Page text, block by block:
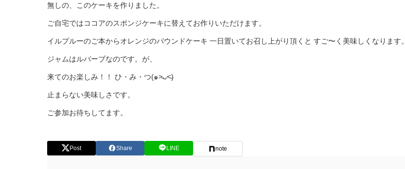
無しの、このケーキを作りました。
ご自宅ではココアのスポンジケーキに替えてお作りいただけます。
イルプルーのご本からオレンジのパウンドケーキ 一日置いてお召し上がり頂くと すご〜く美味しくなります。
ジャムはルバーブなのです。が、
来てのお楽しみ！！ ひ・み・つ(๑˃̵ᴗ˂̵)
止まらない美味しさです。
ご参加お待ちしてます。
Post Share LINE note